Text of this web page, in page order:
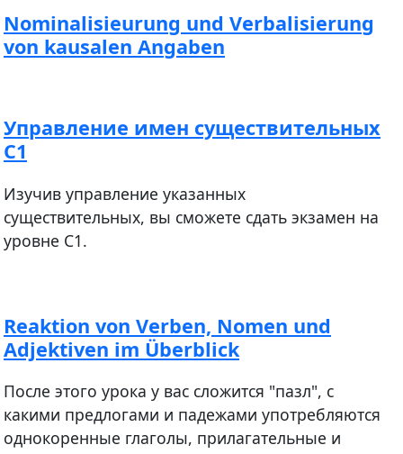
Nominalisieurung und Verbalisierung
von kausalen Angaben
Управление имен существительных
С1
Изучив управление указанных
существительных, вы сможете сдать экзамен на
уровне С1.
Reaktion von Verben, Nomen und
Adjektiven im Überblick
После этого урока у вас сложится "пазл", с
какими предлогами и падежами употребляются
однокоренные глаголы, прилагательные и